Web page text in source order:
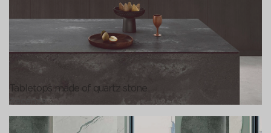
Tabletops made of quartz stone
Recenze